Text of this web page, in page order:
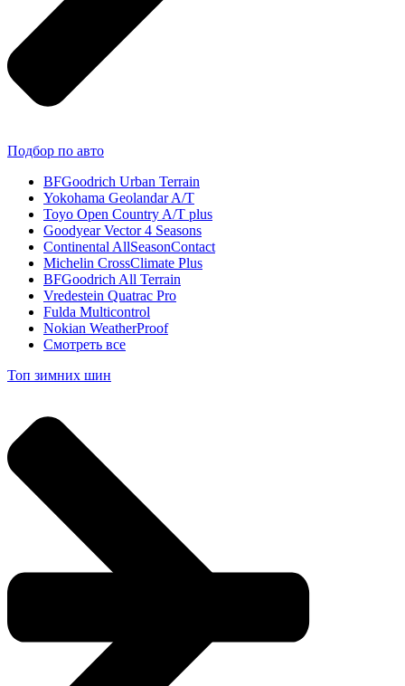
Подбор по авто
BFGoodrich Urban Terrain
Yokohama Geolandar A/T
Toyo Open Country A/T plus
Goodyear Vector 4 Seasons
Continental AllSeasonContact
Michelin CrossClimate Plus
BFGoodrich All Terrain
Vredestein Quatrac Pro
Fulda Multicontrol
Nokian WeatherProof
Смотреть все
Топ зимних шин